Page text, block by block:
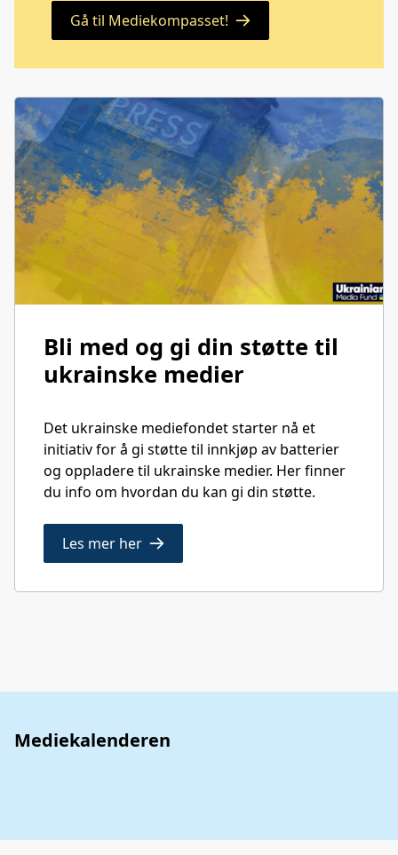
Gå til Mediekompasset!
Bli med og gi din støtte til
ukrainske medier
Det ukrainske mediefondet starter nå et
initiativ for å gi støtte til innkjøp av batterier
og oppladere til ukrainske medier. Her finner
du info om hvordan du kan gi din støtte.
Les mer her
Mediekalenderen